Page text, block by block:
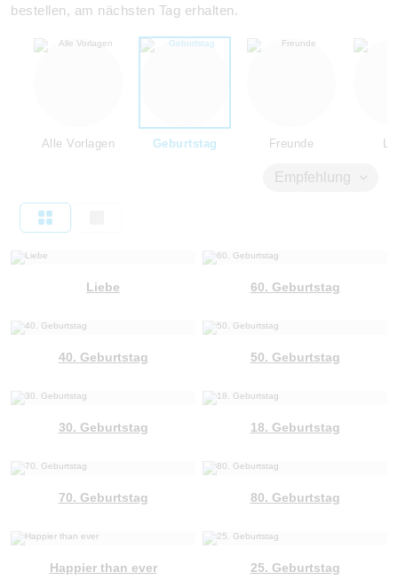
bestellen, am nächsten Tag erhalten.
Alle Vorlagen Geburtstag Freunde
Empfehlung
Liebe 60. Geburtstag
40. Geburtstag 50. Geburtstag
30. Geburtstag 18. Geburtstag
70. Geburtstag 80. Geburtstag
Happier than ever 25. Geburtstag